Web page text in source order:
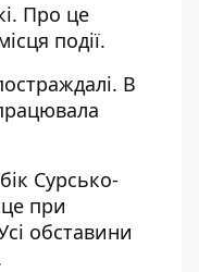
Про це
події.
В
Сурсько-
при
обставини